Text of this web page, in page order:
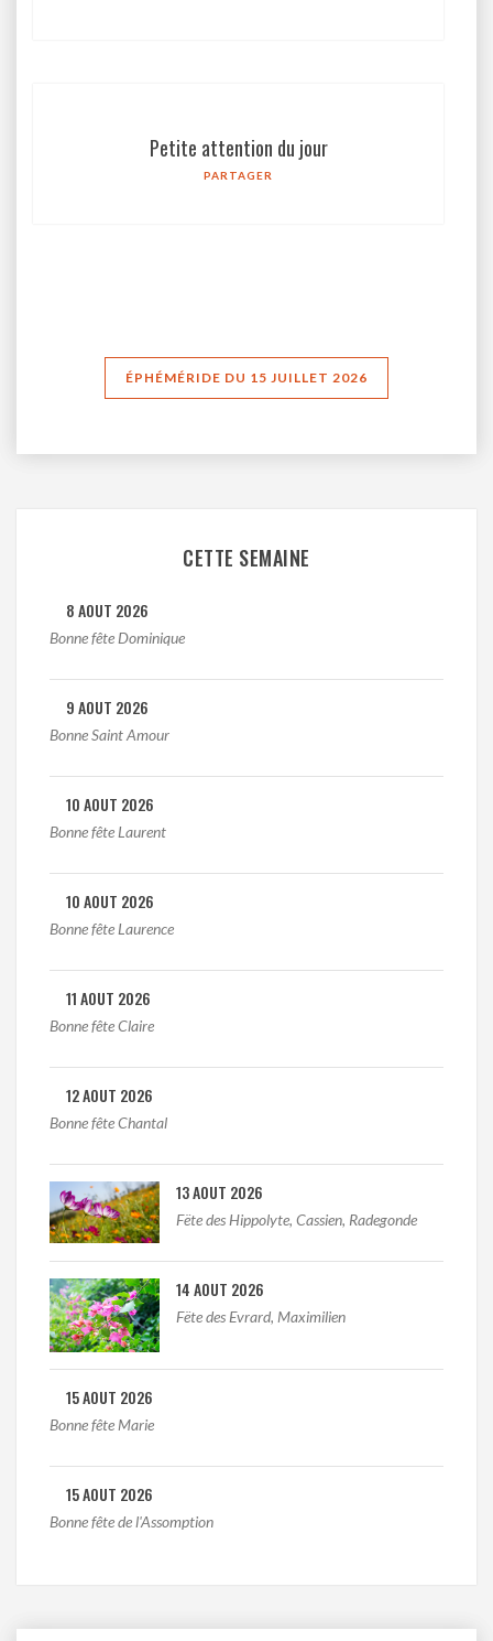
Petite attention du jour
PARTAGER
ÉPHÉMÉRIDE DU 15 JUILLET 2026
CETTE SEMAINE
8 AOUT 2026
Bonne fête Dominique
9 AOUT 2026
Bonne Saint Amour
10 AOUT 2026
Bonne fête Laurent
10 AOUT 2026
Bonne fête Laurence
11 AOUT 2026
Bonne fête Claire
12 AOUT 2026
Bonne fête Chantal
13 AOUT 2026
Fëte des Hippolyte, Cassien, Radegonde
14 AOUT 2026
Fëte des Evrard, Maximilien
15 AOUT 2026
Bonne fête Marie
15 AOUT 2026
Bonne fête de l'Assomption